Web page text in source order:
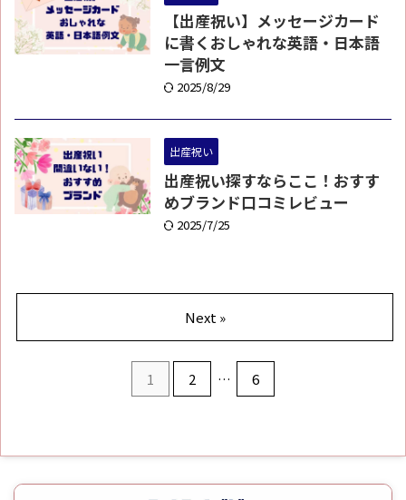
【出産祝い】メッセージカード
に書くおしゃれな英語・日本語
一言例文
2025/8/29
出産祝い
出産祝い探すならここ！おすす
めブランド口コミレビュー
2025/7/25
1 2 … 6
Next »